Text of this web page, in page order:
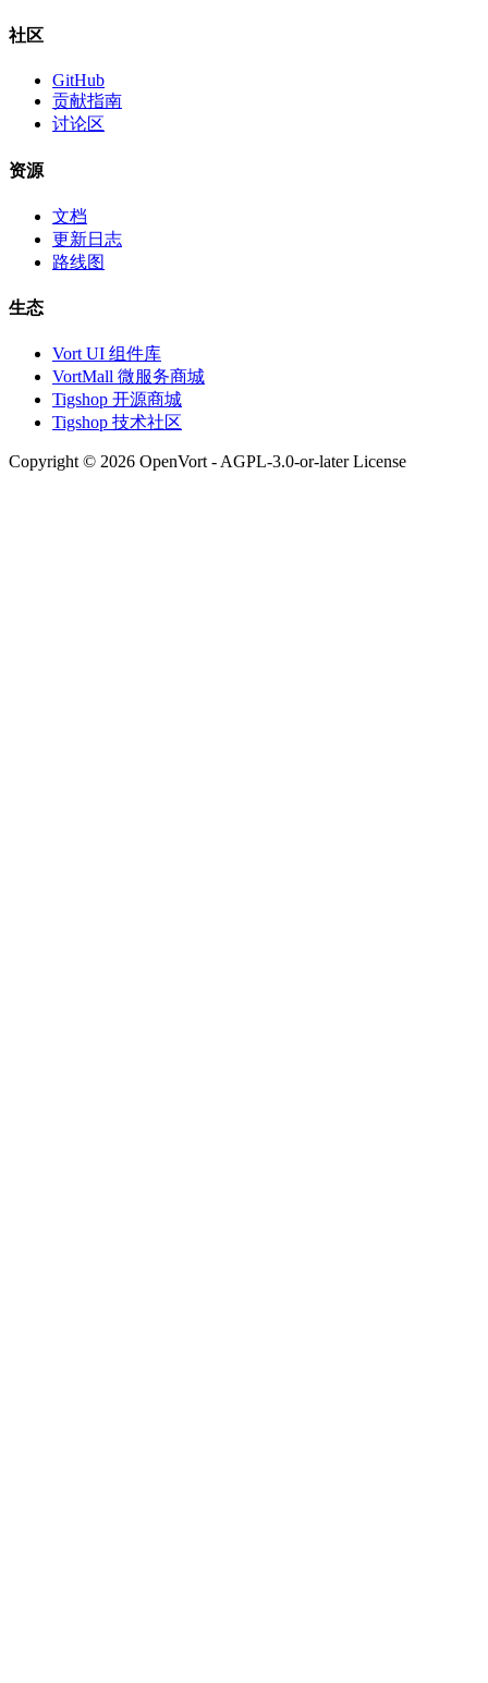
社区
GitHub
贡献指南
讨论区
资源
文档
更新日志
路线图
生态
Vort UI 组件库
VortMall 微服务商城
Tigshop 开源商城
Tigshop 技术社区
Copyright © 2026 OpenVort - AGPL-3.0-or-later License